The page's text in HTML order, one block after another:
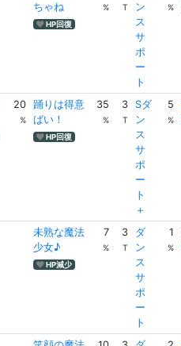
ちゃね
HP回復
% T
ン
ス
サ
ポ
ー
ト
%
20
%
踊りは得意
ばい！
HP回復
35
%
3
T
Sダ
ン
ス
サ
ポ
ー
ト
＋
5
%
未熟な魔法
少女♪
HP減少
7
%
3
T
ダ
ン
ス
サ
ポ
ー
ト
1
%